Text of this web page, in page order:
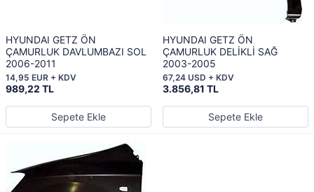
HYUNDAI GETZ ÖN
ÇAMURLUK DAVLUMBAZI SOL
2006-2011
989,22 TL
14,95 EUR + KDV
Sepete Ekle
HYUNDAI GETZ ÖN
ÇAMURLUK DELİKLİ SAĞ
2003-2005
3.856,81 TL
67,24 USD + KDV
Sepete Ekle